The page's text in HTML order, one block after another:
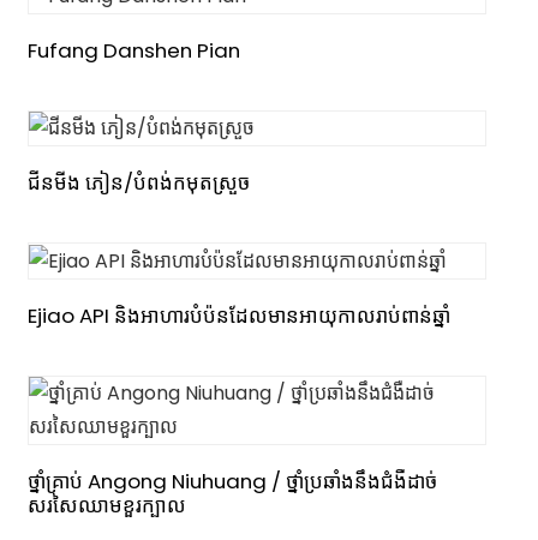
Fufang Danshen Pian
ជីនមីង ភៀន/បំពង់កមុតស្រួច
Ejiao API និងអាហារបំប៉នដែលមានអាយុកាលរាប់ពាន់ឆ្នាំ
ថ្នាំគ្រាប់ Angong Niuhuang / ថ្នាំប្រឆាំងនឹងជំងឺដាច់
សរសៃឈាមខួរក្បាល